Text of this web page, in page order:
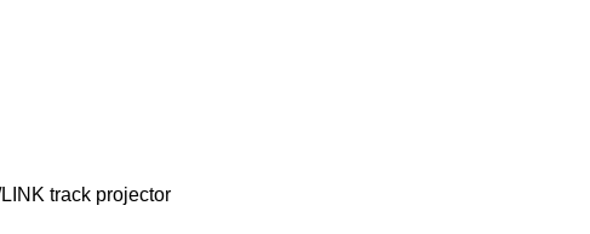
LINK track projector